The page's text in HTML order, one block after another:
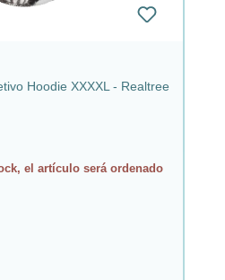
Hoodie XXXXL - Realtree
el artículo será ordenado